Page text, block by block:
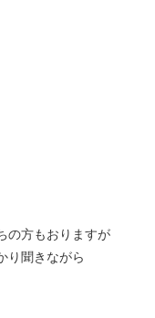
の方もおりますが
り聞きながら